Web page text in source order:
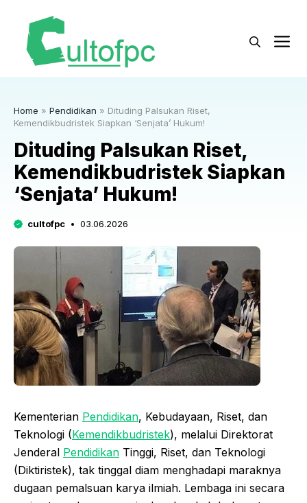
Home » Pendidikan » Dituding Palsukan Riset,
Kemendikbudristek Siapkan ‘Senjata’ Hukum!
Dituding Palsukan Riset,
Kemendikbudristek Siapkan
‘Senjata’ Hukum!
cultofpc 03.06.2026
Kementerian Pendidikan, Kebudayaan, Riset, dan
Teknologi (Kemendikbudristek), melalui Direktorat
Jenderal Pendidikan Tinggi, Riset, dan Teknologi
(Diktiristek), tak tinggal diam menghadapi maraknya
dugaan pemalsuan karya ilmiah. Lembaga ini secara